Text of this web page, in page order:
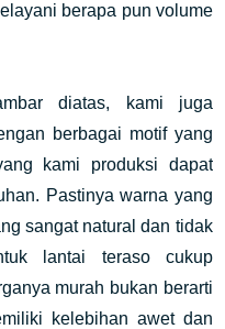
berapa pun volume
diatas, kami juga
berbagai motif yang
kami produksi dapat
Pastinya warna yang
sangat natural dan tidak
lantai teraso cukup
murah bukan berarti
kelebihan awet dan